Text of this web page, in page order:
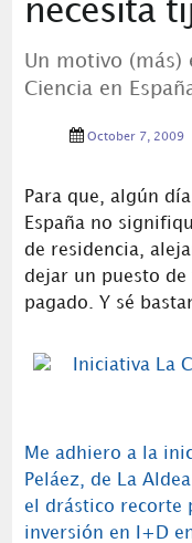
necesita
Un motivo (más)
Ciencia en
October 7, 2009
Para que, algún
España no
de residencia,
dejar un puesto
pagado. Y sé
Me adhiero a la
Peláez, de La
el drástico recorte
inversión en I+D